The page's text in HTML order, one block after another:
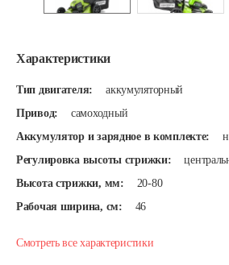
Характеристики
Тип двигателя:
аккумуляторный
Привод:
самоходный
Аккумулятор и зарядное в комплекте:
Регулировка высоты стрижки:
Высота стрижки, мм:
20-80
Рабочая ширина, см:
46
Смотреть все характеристики